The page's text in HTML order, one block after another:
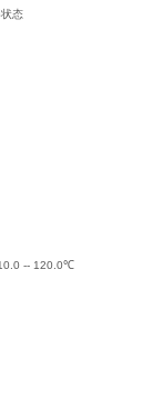
态
-- 120.0℃